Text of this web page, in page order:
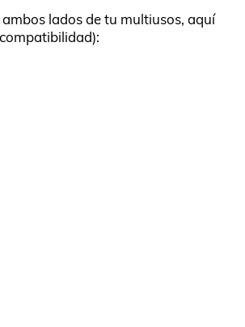
lados de tu multiusos, aquí